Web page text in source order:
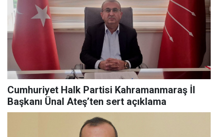
Cumhuriyet Halk Partisi Kahramanmaraş İl
Başkanı Ünal Ateş’ten sert açıklama